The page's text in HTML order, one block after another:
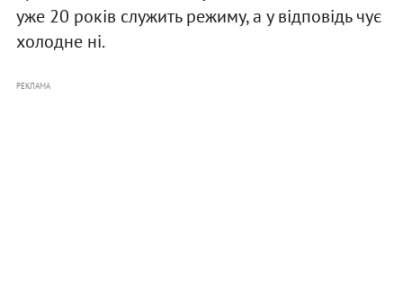
уже 20 років служить режиму, а у відповідь чує
холодне ні.
РЕКЛАМА